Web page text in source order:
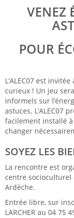
VENEZ
POUR
L’ALEC07 est
curieux ! Un jeu
informels sur
astuces. L’ALEC07
facilement installé
changer
SOYEZ LES
La rencontre est
centre socioculturel
Ardèche.
Entrée libre, sur
LARCHER au 04 75